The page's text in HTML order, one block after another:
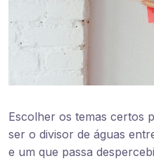
Escolher os temas certos
ser o divisor de águas
e um que passa